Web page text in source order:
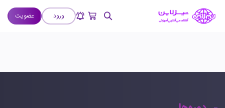
ورود عضویت